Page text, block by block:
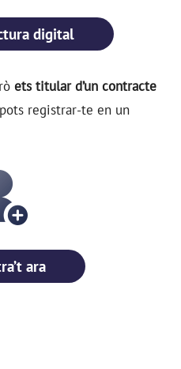
digital
ets titular d’un contracte
registrar-te en un
ara